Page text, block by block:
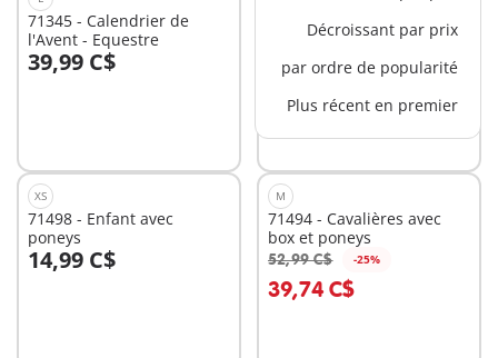
Décroissant par prix
par ordre de popularité
Plus récent en premier
71345 - Calendrier de
l'Avent - Equestre
39,99 C$
Au panier
71495 - Cavaliers avec
poneys et saut d'obstacles
42,99 C$ -25%
32,24 C$
Au panier
XS
71498 - Enfant avec
poneys
14,99 C$
Au panier
M
71494 - Cavalières avec
box et poneys
52,99 C$ -25%
39,74 C$
Au panier